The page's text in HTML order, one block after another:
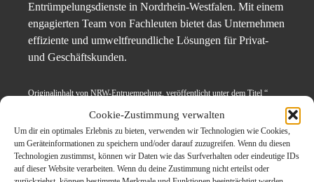
Cookie-Zustimmung verwalten
Um dir ein optimales Erlebnis zu bieten, verwenden wir Technologien wie Cookies,
um Geräteinformationen zu speichern und/oder darauf zuzugreifen. Wenn du diesen
Technologien zustimmst, können wir Daten wie das Surfverhalten oder eindeutige IDs
auf dieser Website verarbeiten. Wenn du deine Zustimmung nicht erteilst oder
Entrümpelungsdienste in Nordrhein-Westfalen. Mit einem
engagierten Team von Fachleuten bietet das Unternehmen
effiziente und umweltfreundliche Lösungen für Privat-
und Geschäftskunden.
Originalinhalt von NRW-Entruempelung, veröffentlicht unter dem Titel “
Entrümpelung Bergisch Gladbach: Wir schaffen Raum für Neues
übermittelt durchCarPr.de
Themen zum Beitrag